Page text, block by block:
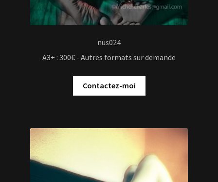
nus024
A3+ : 300€ - Autres formats sur demande
Contactez-moi